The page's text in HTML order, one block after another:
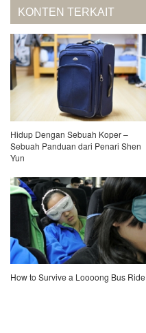
KONTEN TERKAIT
Hidup Dengan Sebuah Koper –
Sebuah Panduan dari Penari Shen
Yun
How to Survive a Loooong Bus Ride